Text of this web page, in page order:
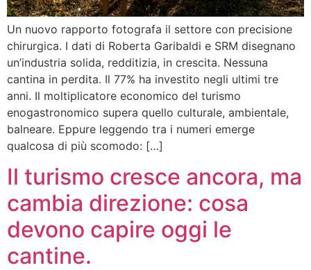
Un nuovo rapporto fotografa il settore con precisione
chirurgica. I dati di Roberta Garibaldi e SRM disegnano
un’industria solida, redditizia, in crescita. Nessuna
cantina in perdita. Il 77% ha investito negli ultimi tre
anni. Il moltiplicatore economico del turismo
enogastronomico supera quello culturale, ambientale,
balneare. Eppure leggendo tra i numeri emerge
qualcosa di più scomodo: […]
Il turismo cresce ancora, ma
cambia direzione: cosa
devono capire oggi le
cantine.